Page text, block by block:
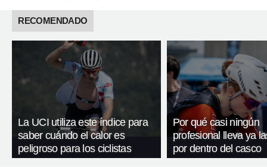
RECOMENDADO
La UCI utiliza este índice para
saber cuándo el calor es
peligroso para los ciclistas
Por qué casi ningún
profesional lleva ya
por dentro del casco